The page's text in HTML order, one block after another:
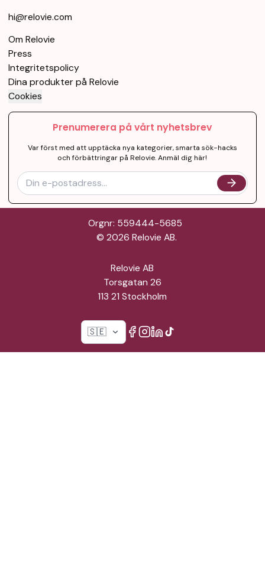
hi@relovie.com
Om Relovie
Press
Integritetspolicy
Dina produkter på Relovie
Cookies
Prenumerera på vårt nyhetsbrev
Var först med att upptäcka nya kategorier, smarta sök-hacks
och förbättringar på Relovie. Anmäl dig här!
Orgnr: 559444-5685
© 2026 Relovie AB.
Relovie AB
Torsgatan 26
113 21 Stockholm
🇸🇪